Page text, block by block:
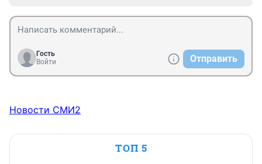
Гость
Войти
Отправить
Новости СМИ2
ТОП 5